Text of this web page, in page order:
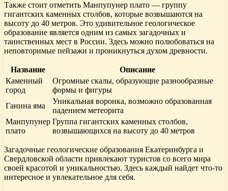
Также стоит отметить Манпупунер плато — группу
гигантских каменных столбов, которые возвышаются на
высоту до 40 метров. Это удивительное геологическое
образование является одним из самых загадочных и
таинственных мест в России. Здесь можно полюбоваться на
неповторимые пейзажи и проникнуться духом древности.
Название
Описание
Каменный
город
Огромные скалы, образующие разнообразные
формы и фигуры
Ганина яма
Уникальная воронка, возможно образованная
падением метеорита
Манпупунер
плато
Группа гигантских каменных столбов,
возвышающихся на высоту до 40 метров
Загадочные геологические образования Екатеринбурга и
Свердловской области привлекают туристов со всего мира
своей красотой и уникальностью. Здесь каждый найдет что-то
интересное и увлекательное для себя.